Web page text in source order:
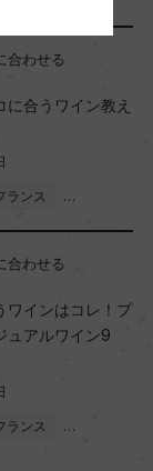
合わせる
に合うワイン教え
ランス …
合わせる
ワインはコレ！プ
ュアルワイン9
ランス …